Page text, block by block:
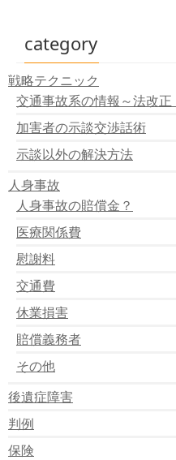
後遺障害裏戦略サポート
暗号化通信、常時SSL化
HTTPSとなりました。
交通事故に関するすべて
常時SSL化に向けて ～
サイトメンテナンスに伴
を削除しました。
順次サイトをＳＳＬ化しま
品質保証の為の業務制限
＜重要＞メール送信元の
メールの処理遅延のお知ら
メールサーバーのメンテ
受任制限のお知らせ
無料面談、現在、午前中
ＨＰコンテンツに対する
無料イベントが開催されま
ブログを変えたみたいです
無料相談イベント
サーバー移転による一時
通常通り業務を行っていま
品質保証における業務制
ネットワーク障害による
お問い合わせについて＜重
11ヶ月ぶりに開催します
category
戦略テクニック
交通事故系の情報～法改正
加害者の示談交渉話術
示談以外の解決方法
人身事故
人身事故の賠償金？
医療関係費
慰謝料
交通費
休業損害
賠償義務者
その他
後遺症障害
判例
保険